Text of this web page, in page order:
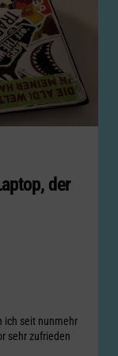
der
ich seit nunmehr
sehr zufrieden